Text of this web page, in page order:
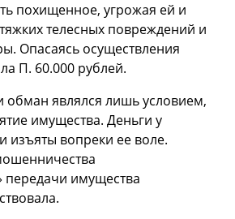
похищенное, угрожая ей и
телесных повреждений и
Опасаясь осуществления
П. 60.000 рублей.
обман являлся лишь условием,
имущества. Деньги у
изъяты вопреки ее воле.
передачи имущества